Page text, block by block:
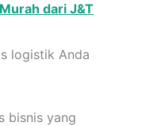
dari J&T
logistik Anda
bisnis yang